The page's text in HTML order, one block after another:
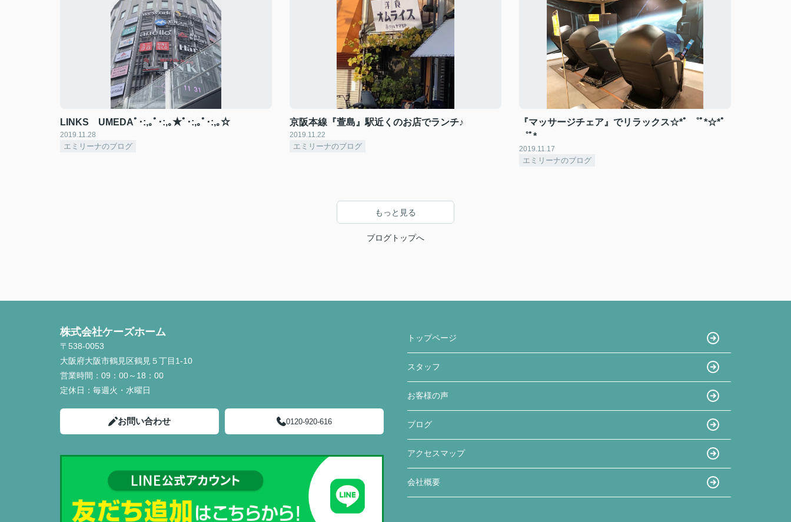
LINKS UMEDAﾟ･:,｡ﾟ･:,｡★ﾟ･:,｡ﾟ･:,｡☆
2019.11.28
エミリーナのブログ
京阪本線『萱島』駅近くのお店でランチ♪
2019.11.22
エミリーナのブログ
『マッサージチェア』でリラックス☆*ﾟ ゜ﾟ*☆*ﾟ
゜ﾟ*
2019.11.17
エミリーナのブログ
もっと見る
ブログトップへ
株式会社ケーズホーム
〒538-0053
大阪府大阪市鶴見区鶴見５丁目1-10
営業時間： 09：00～18：00
定休日： 毎週火・水曜日
お問い合わせ 0120-920-616
トップページ
スタッフ
お客様の声
ブログ
アクセスマップ
会社概要